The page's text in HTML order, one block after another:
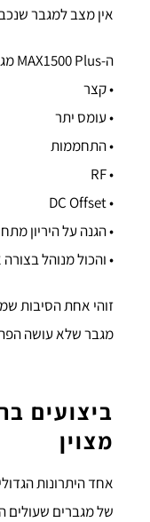
אין מצב למגבר
ה-MAX1500 Plus מגיע עם סט מלא של הגנות:
• קצר
• עומס יתר
• התחממות
• RF
• DC Offset
• הגנה על היריון
• והכול מנוהל
זוהי אחת הסיבות
מגבר שלא עושה
ביצועים
מצוין
אחד היתרונות
של מגברים שעולים